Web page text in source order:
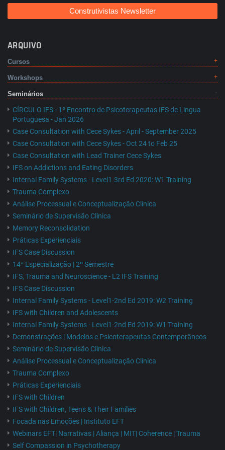
Construtivistas Newsletter
ARQUIVO
Cursos
Workshops
Seminários
CÍRCULO IFS - 1º Encontro de Psicoterapeutas IFS de Lingua
Portuguesa - Jan 2026
Case Consultation with Cece Sykes - April - September 2025
Case Consultation with Cece Sykes - Oct 24 to Feb 25
Case Consultation with Lead Trainer Cece Sykes
IFS on Addictions and Eating Disorders
Internal Family Systems - Level1-3rd Ed 2020: W1 Training
Trauma Complexo
Análise Processual e Conceptualização Clínica
Seminário de Supervisão Clínica
Memory Reconsolidation
Práticas Experienciais
IFS Case Discussion
14ª Especialização | 2º Semestre
IFS, Trauma and Neuroscience - L2 IFS Training
IFS Case Discussion
Internal Family Systems - Level1-2nd Ed 2019: W2 Training
IFS with Children and Adolescents
Internal Family Systems - Level1-2nd Ed 2019: W1 Training
Demonstrações | Modelos e Psicoterapeutas Contemporâneos
Seminário de Supervisão Clínica
Análise Processual e Conceptualização Clínica
Trauma Complexo
Práticas Experienciais
IFS with Children
IFS with Children, Teens & Their Families
Focada nas Emoções | Instituto EFT
Webinars EFT| Narrativas | Aliança | MIT| Coherence | Trauma
Self Compassion in Psychotherapy